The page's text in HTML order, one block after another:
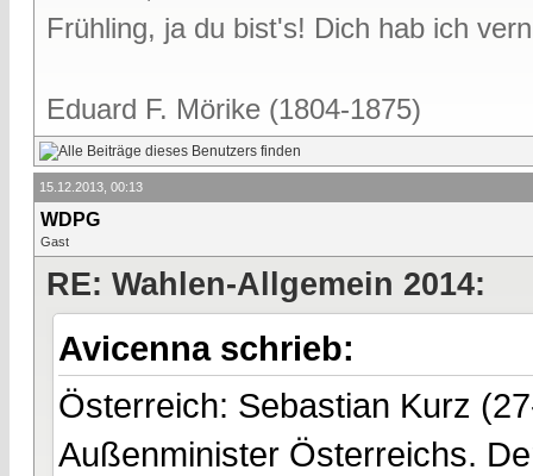
Frühling, ja du bist's! Dich hab ich
Eduard F. Mörike (1804-1875)
15.12.2013, 00:13
WDPG
Gast
RE: Wahlen-Allgemein 2014:
Avicenna schrieb:
Österreich: Sebastian Kurz
Außenminister Österreichs.